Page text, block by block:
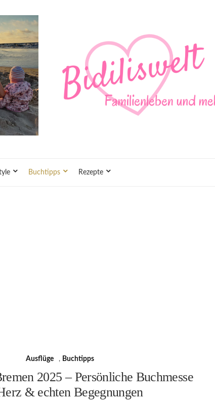
Buchtipps Rezepte
Ausflüge , Buchtipps
2025 – Persönliche Buchmesse
& echten Begegnungen